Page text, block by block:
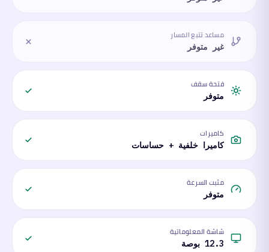
مساعد تتبع المسار
غير متوفر
فتحة سقف
متوفر
كاميرات
كاميرا خلفية + حساسات
مثبت السرعة
متوفر
شاشة المعلوماتية
12.3 بوصة